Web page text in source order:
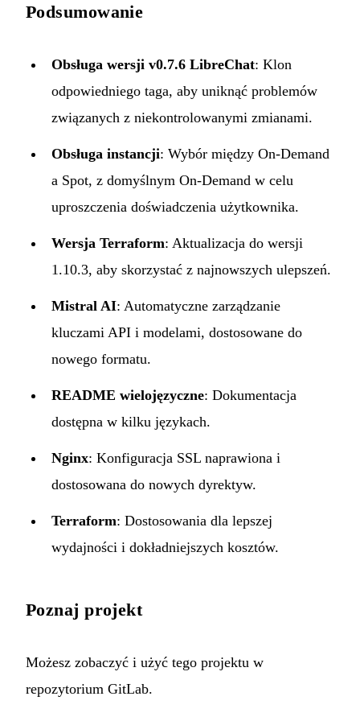
Podsumowanie
Obsługa wersji v0.7.6 LibreChat: Klon
odpowiedniego taga, aby uniknąć problemów
związanych z niekontrolowanymi zmianami.
Obsługa instancji: Wybór między On-Demand
a Spot, z domyślnym On-Demand w celu
uproszczenia doświadczenia użytkownika.
Wersja Terraform: Aktualizacja do wersji
1.10.3, aby skorzystać z najnowszych ulepszeń.
Mistral AI: Automatyczne zarządzanie
kluczami API i modelami, dostosowane do
nowego formatu.
README wielojęzyczne: Dokumentacja
dostępna w kilku językach.
Nginx: Konfiguracja SSL naprawiona i
dostosowana do nowych dyrektyw.
Terraform: Dostosowania dla lepszej
wydajności i dokładniejszych kosztów.
Poznaj projekt
Możesz zobaczyć i użyć tego projektu w
repozytorium GitLab.